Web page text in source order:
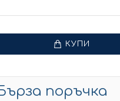
КУПИ
поръчка